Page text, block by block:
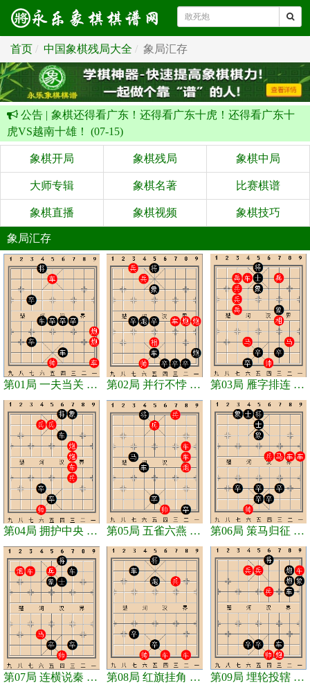
首页 中国象棋残局大全 象局汇存
公告 | 象棋还得看广东！还得看广东十虎！还得看广东十
虎VS越南十雄！ (07-15)
象棋开局 象棋残局 象棋中局
大师专辑 象棋名著 比赛棋谱
象棋直播 象棋视频 象棋技巧
象局汇存
第01局 一夫当关 和棋 第02局 并行不悖 和棋 第03局 雁字排连 和棋
第04局 拥护中央 和棋 第05局 五雀六燕 和棋 第06局 策马归征 和棋
第07局 连横说秦 和棋 第08局 红旗挂角 和棋 第09局 埋轮投辖 和棋